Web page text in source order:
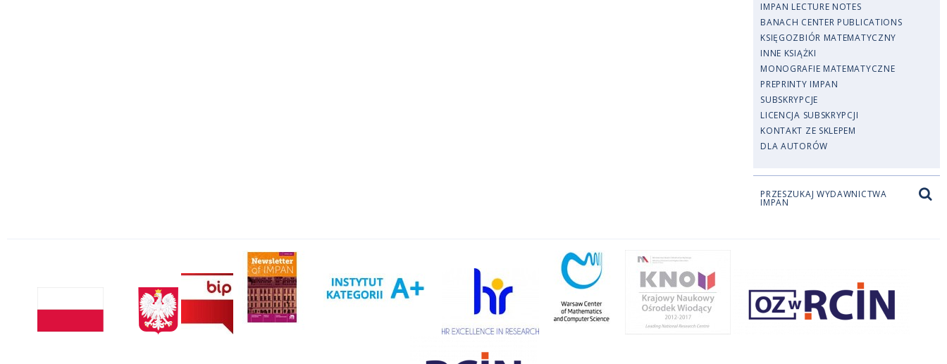
IMPAN LECTURE NOTES
BANACH CENTER PUBLICATIONS
KSIĘGOZBIÓR MATEMATYCZNY
INNE KSIĄŻKI
MONOGRAFIE MATEMATYCZNE
PREPRINTY IMPAN
SUBSKRYPCJE
LICENCJA SUBSKRYPCJI
KONTAKT ZE SKLEPEM
DLA AUTORÓW
PRZESZUKAJ WYDAWNICTWA
IMPAN